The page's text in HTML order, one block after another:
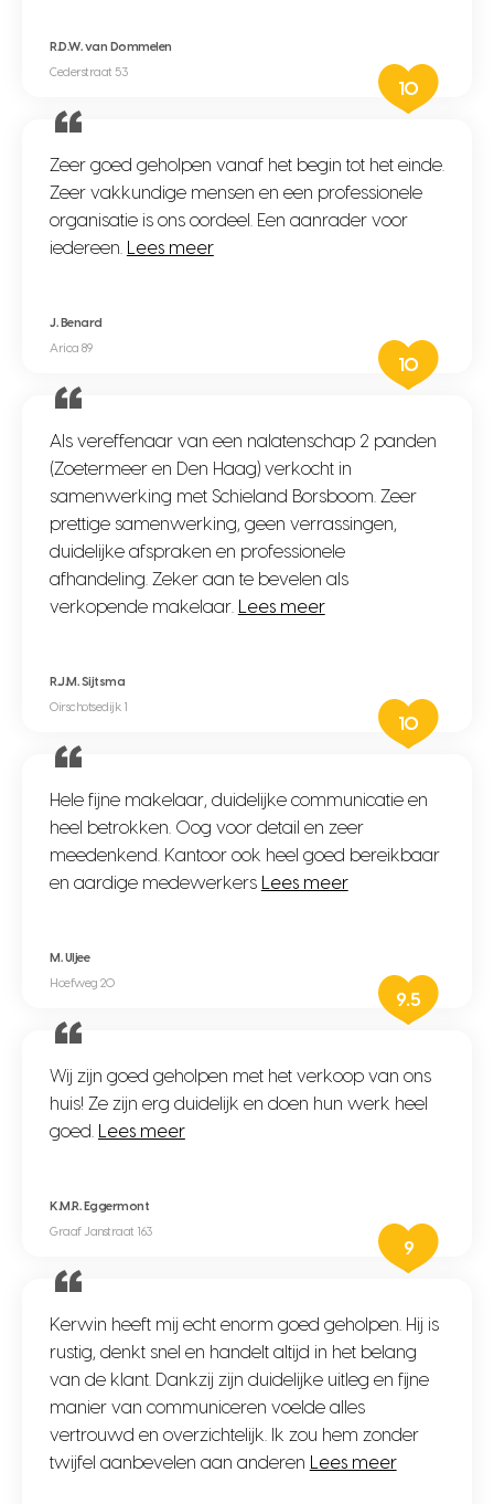
R.D.W. van Dommelen
Cederstraat 53
10
Zeer goed geholpen vanaf het begin tot het einde.
Zeer vakkundige mensen en een professionele
organisatie is ons oordeel. Een aanrader voor
iedereen.
Lees meer
J. Benard
Arica 89
10
Als vereffenaar van een nalatenschap 2 panden
(Zoetermeer en Den Haag) verkocht in
samenwerking met Schieland Borsboom. Zeer
prettige samenwerking, geen verrassingen,
duidelijke afspraken en professionele
afhandeling. Zeker aan te bevelen als
verkopende makelaar.
Lees meer
R.J.M. Sijtsma
Oirschotsedijk 1
10
Hele fijne makelaar, duidelijke communicatie en
heel betrokken. Oog voor detail en zeer
meedenkend. Kantoor ook heel goed bereikbaar
en aardige medewerkers
Lees meer
M. Uljee
Hoefweg 20
9.5
Wij zijn goed geholpen met het verkoop van ons
huis! Ze zijn erg duidelijk en doen hun werk heel
goed.
Lees meer
K.M.R. Eggermont
Graaf Janstraat 163
9
Kerwin heeft mij echt enorm goed geholpen. Hij is
rustig, denkt snel en handelt altijd in het belang
van de klant. Dankzij zijn duidelijke uitleg en fijne
manier van communiceren voelde alles
vertrouwd en overzichtelijk. Ik zou hem zonder
twijfel aanbevelen aan anderen
Lees meer